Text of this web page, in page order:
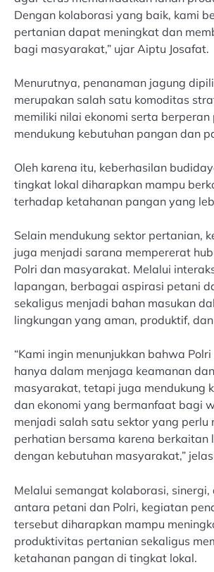
Dengan kolaborasi yang baik, kami
pertanian dapat meningkat dan
bagi masyarakat,” ujar Aiptu Josafat.
Menurutnya, penanaman jagung
merupakan salah satu komoditas
memiliki nilai ekonomi serta
mendukung kebutuhan pangan dan
Oleh karena itu, keberhasilan
tingkat lokal diharapkan mampu
terhadap ketahanan pangan yang
Selain mendukung sektor pertanian,
juga menjadi sarana mempererat
Polri dan masyarakat. Melalui
lapangan, berbagai aspirasi petani
sekaligus menjadi bahan masukan
lingkungan yang aman, produktif,
“Kami ingin menunjukkan bahwa
hanya dalam menjaga keamanan
masyarakat, tetapi juga mendukung
dan ekonomi yang bermanfaat bagi
menjadi salah satu sektor yang perlu
perhatian bersama karena berkaitan
dengan kebutuhan masyarakat,”
Melalui semangat kolaborasi, sinergi,
antara petani dan Polri, kegiatan
tersebut diharapkan mampu
produktivitas pertanian sekaligus
ketahanan pangan di tingkat lokal.